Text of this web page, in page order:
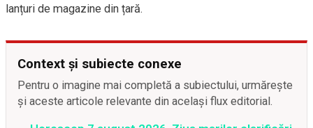
lanțuri de magazine din țară.
Context și subiecte conexe
Pentru o imagine mai completă a subiectului, urmărește
și aceste articole relevante din același flux editorial.